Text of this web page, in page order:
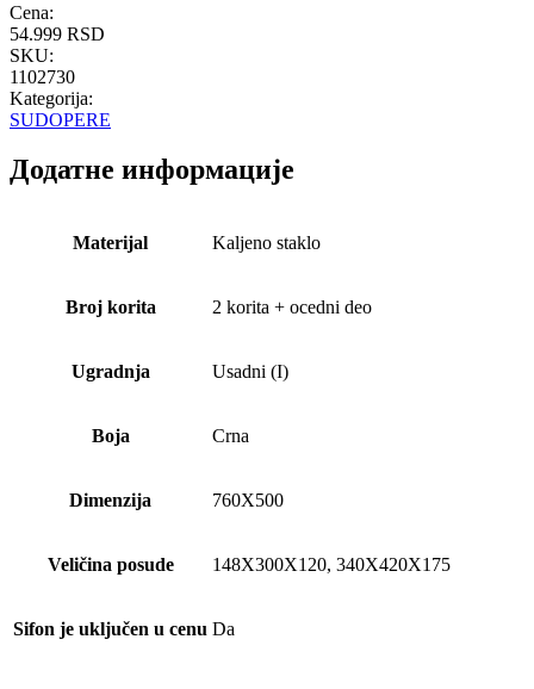
Cena:
54.999 RSD
SKU:
1102730
Kategorija:
SUDOPERE
Додатне информације
Materijal Kaljeno staklo
Broj korita 2 korita + ocedni deo
Ugradnja Usadni (I)
Boja Crna
Dimenzija 760X500
Veličina posude 148X300X120, 340X420X175
Sifon je uključen u cenu Da